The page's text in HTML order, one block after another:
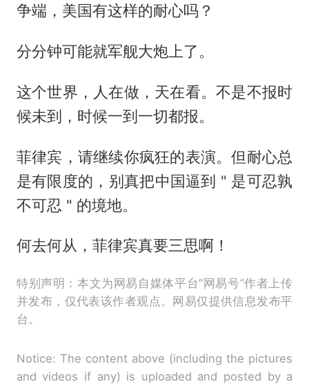
争端，美国有这样的耐心吗？
分分钟可能就军舰大炮上了。
这个世界，人在做，天在看。不是不报时
候未到，时候一到一切都报。
菲律宾，请继续你疯狂的表演。但耐心总
是有限度的，别真把中国逼到 " 是可忍孰
不可忍 " 的境地。
何去何从，菲律宾真要三思啊！
特别声明：本文为网易自媒体平台“网易号”作者上传
并发布，仅代表该作者观点。网易仅提供信息发布平
台。
Notice: The content above (including the pictures
and videos if any) is uploaded and posted by a